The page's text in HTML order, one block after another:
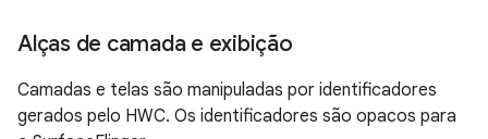
Alças de camada e exibição
Camadas e telas são manipuladas por identificadores
gerados pelo HWC. Os identificadores são opacos para